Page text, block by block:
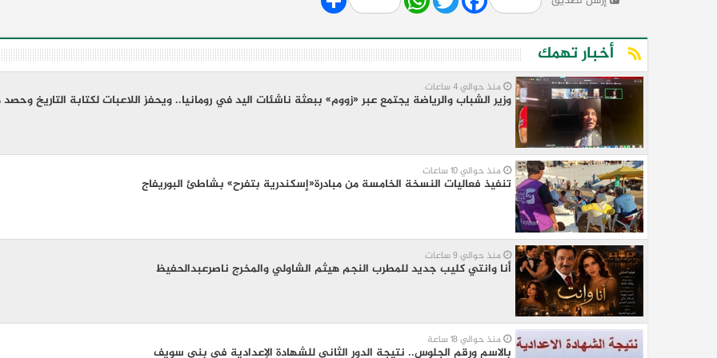
أخبار تهمك
منذ حوالي 4 ساعات
وزير الشباب والرياضة يجتمع عبر «زووم» ببعثة ناشئات اليد في رومانيا.. ويحفز اللاعبات لكتابة التاريخ وحصد
منذ حوالي 10 ساعات
تنفيذ فعاليات النسخة الخامسة من مبادرة«إسكندرية بتفرح» بشاطئ البوريفاج
منذ حوالي 9 ساعات
أنا وانتي كليب جديد للمطرب النجم هيثم الشاولي والمخرج ناصرعبدالحفيظ
منذ حوالي 18 ساعة
بالاسم ورقم الجلوس.. نتيجة الدور الثاني للشهادة الإعدادية فى بنى سويف